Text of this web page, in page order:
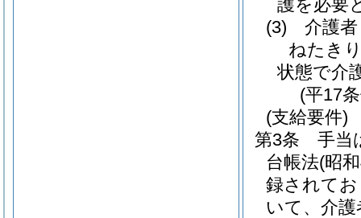
護を必要
(3)
介護者
ねたき
状態で介
(平17
(支給要件)
第3条
手当
台帳法(昭
録されて
いて、介